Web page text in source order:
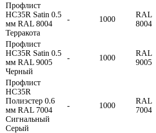
Профлист
HC35R Satin 0.5
мм RAL 8004
Терракота
- 1000
RAL
8004
Профлист
HC35R Satin 0.5
мм RAL 9005
Черный
- 1000
RAL
9005
Профлист
HC35R
Полиэстер 0.6
мм RAL 7004
Сигнальный
Серый
- 1000
RAL
7004